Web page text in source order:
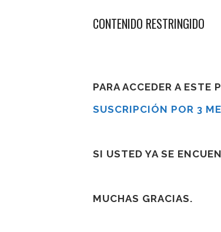
CONTENIDO RESTRINGIDO
PARA ACCEDER A
SUSCRIPCIÓN POR 3
SI USTED YA SE
MUCHAS GRACIAS.